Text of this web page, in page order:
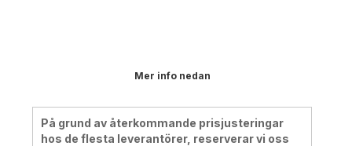
Mer info nedan
På grund av återkommande prisjusteringar
hos de flesta leverantörer, reserverar vi oss